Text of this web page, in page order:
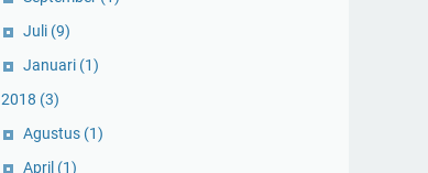
Juli (9)
Januari (1)
2018 (3)
Agustus (1)
April (1)